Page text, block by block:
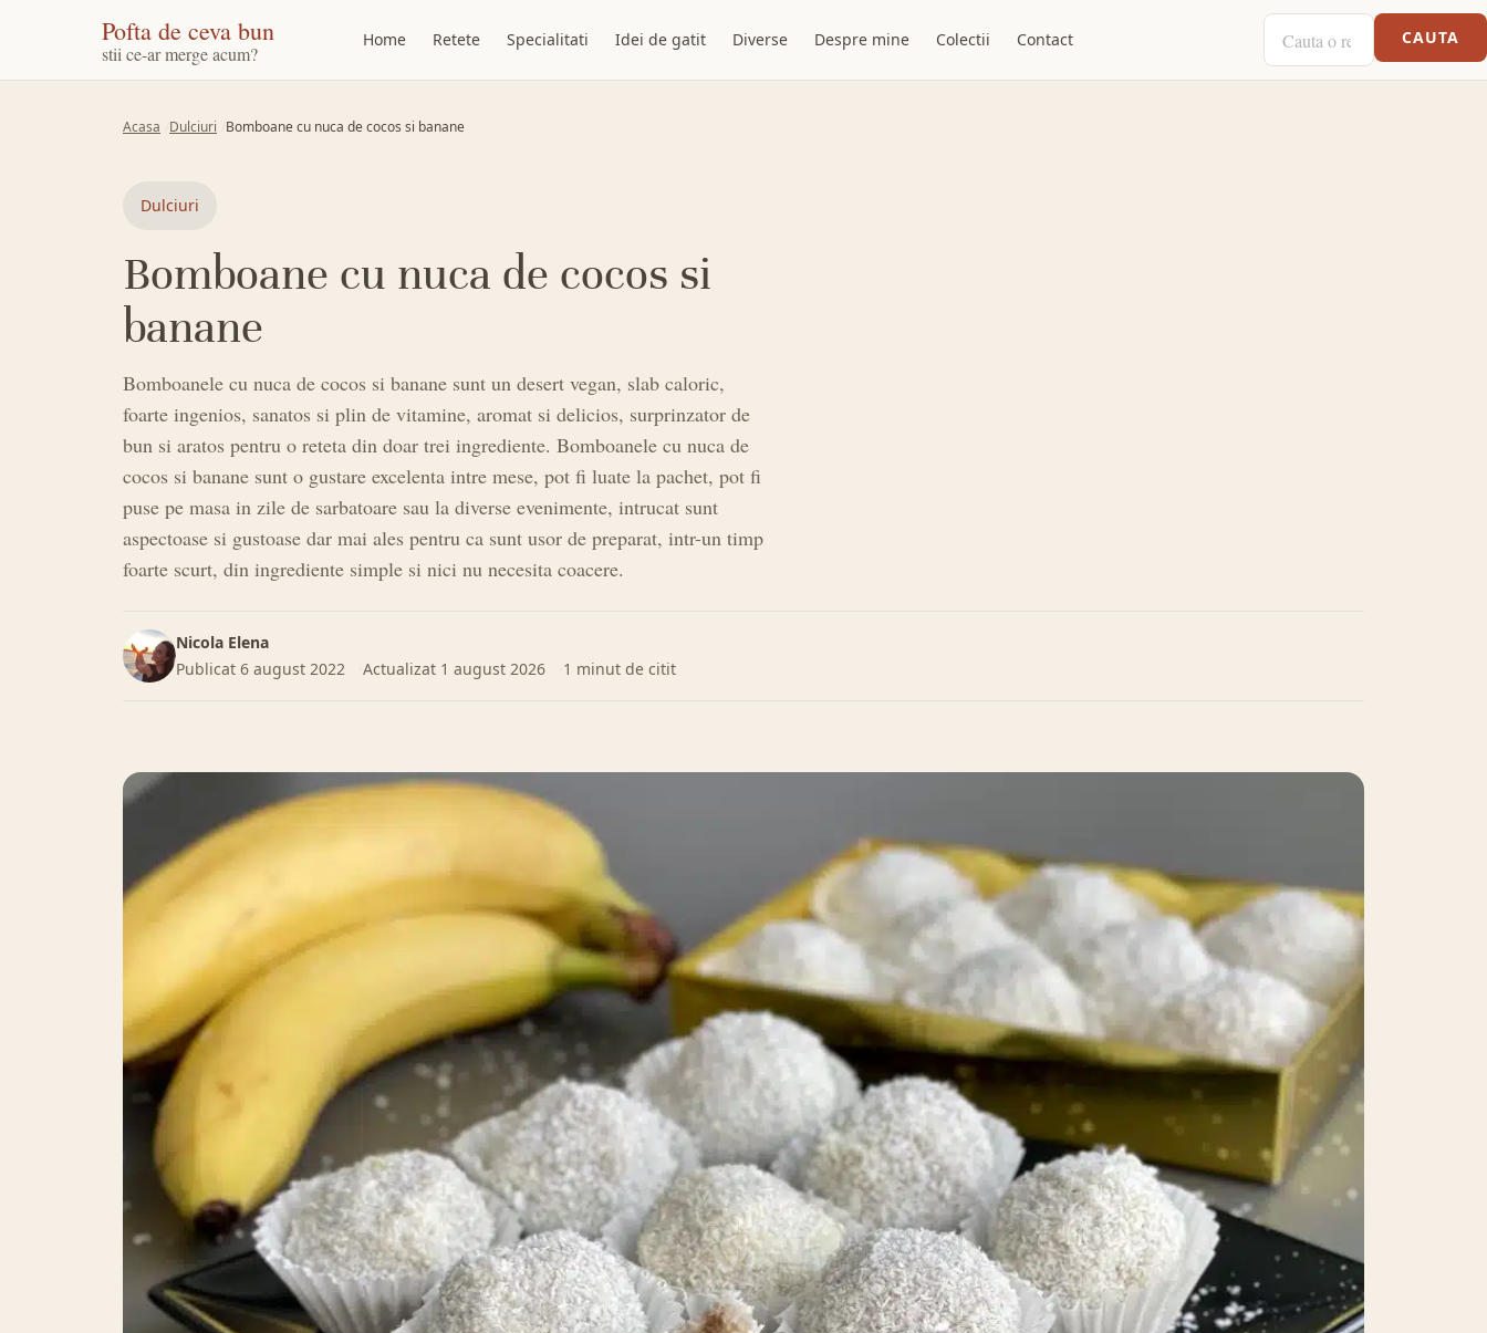
Pofta de ceva bun
stii ce-ar merge acum?
Home Retete Specialitati Idei de gatit Diverse Despre mine Colectii Contact
CAUTA O RETETA
CAUTA
Acasa Dulciuri Bomboane cu nuca de cocos si banane
Dulciuri
Bomboane cu nuca de cocos si
banane
Bomboanele cu nuca de cocos si banane sunt un desert vegan, slab caloric,
foarte ingenios, sanatos si plin de vitamine, aromat si delicios, surprinzator de
bun si aratos pentru o reteta din doar trei ingrediente. Bomboanele cu nuca de
cocos si banane sunt o gustare excelenta intre mese, pot fi luate la pachet, pot fi
puse pe masa in zile de sarbatoare sau la diverse evenimente, intrucat sunt
aspectoase si gustoase dar mai ales pentru ca sunt usor de preparat, intr-un timp
foarte scurt, din ingrediente simple si nici nu necesita coacere.
Nicola Elena
Publicat 6 august 2022 Actualizat 1 august 2026 1 minut de citit